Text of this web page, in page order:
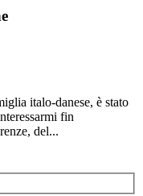
italo-danese, è stato
fin
del...